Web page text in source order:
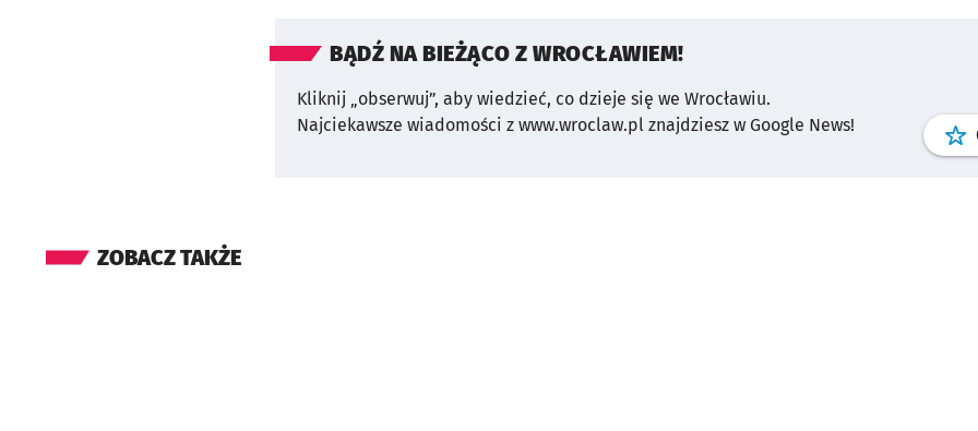
BĄDŹ NA BIEŻĄCO Z WROCŁAWIEM!
Kliknij „obserwuj”, aby wiedzieć, co dzieje się we Wrocławiu.
Najciekawsze wiadomości z www.wroclaw.pl znajdziesz w Google News!
ZOBACZ TAKŻE